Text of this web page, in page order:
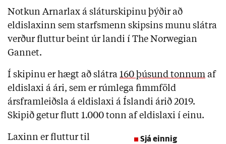
Notkun Arnarlax á sláturskipinu þýðir að
eldislaxinn sem starfsmenn skipsins munu slátra
verður fluttur beint úr landi í The Norwegian
Gannet.
Í skipinu er hægt að slátra 160 þúsund tonnum af
eldislaxi á ári, sem er rúmlega fimmföld
ársframleiðsla á eldislaxi á Íslandi árið 2019.
Skipið getur flutt 1.000 tonn af eldislaxi í einu.
Sjá einnig
Laxinn er fluttur til